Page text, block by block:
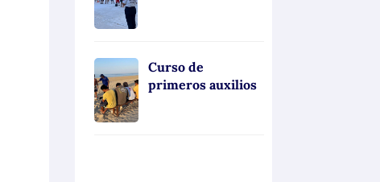
Curso de
primeros auxilios